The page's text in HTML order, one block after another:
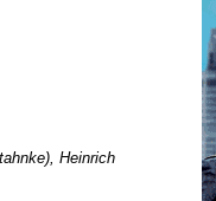
Heinrich